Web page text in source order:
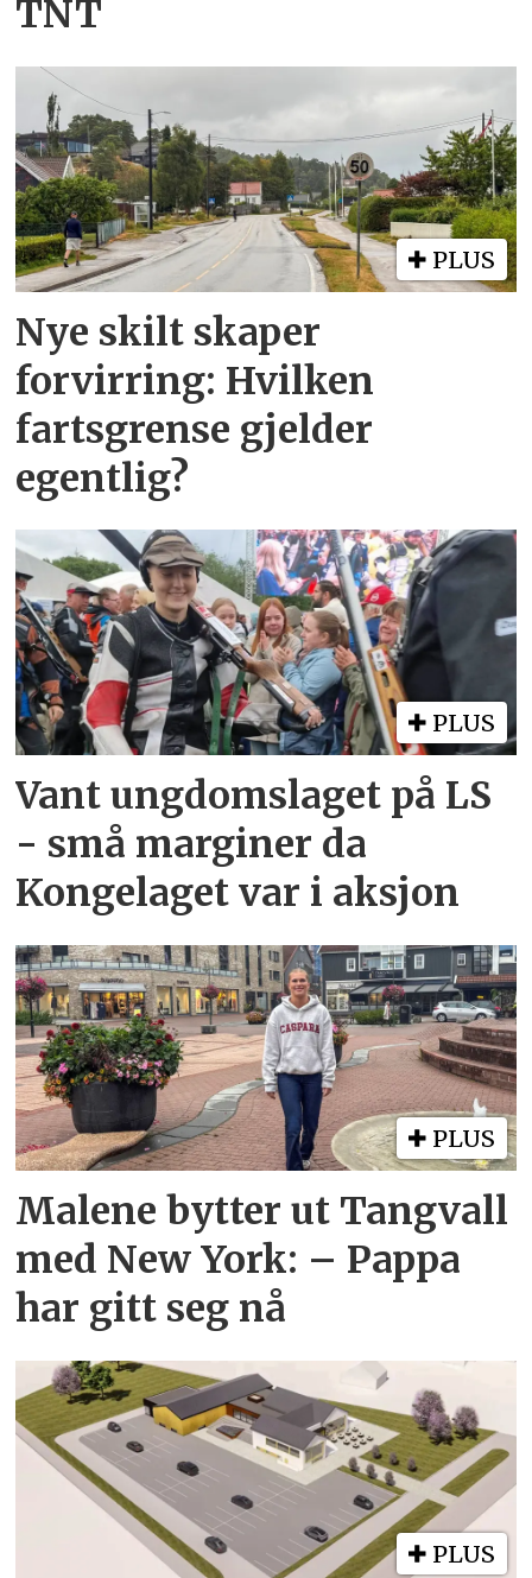
TNT
PLUS
Nye skilt skaper
forvirring: Hvilken
fartsgrense gjelder
egentlig?
PLUS
Vant ungdomslaget på LS
- små marginer da
Kongelaget var i aksjon
PLUS
Malene bytter ut Tangvall
med New York: – Pappa
har gitt seg nå
PLUS